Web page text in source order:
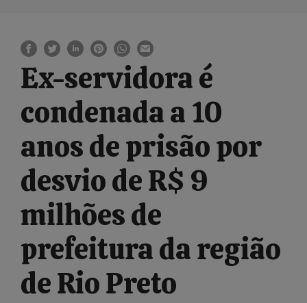
Ex-servidora é
condenada a 10
anos de prisão por
desvio de R$ 9
milhões de
prefeitura da região
de Rio Preto